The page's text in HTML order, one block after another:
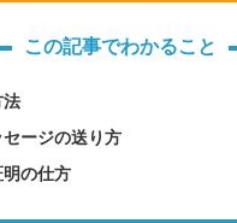
この記事でわかること
法
ージの送り方
の仕方